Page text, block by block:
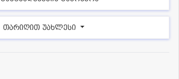
თარიღით უახლესი